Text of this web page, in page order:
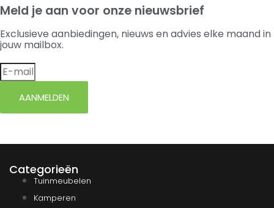
Meld je aan voor onze nieuwsbrief
Exclusieve aanbiedingen, nieuws en advies elke maand in
jouw mailbox.
AANMELDEN
Categorieën
Tuinmeubelen
Kamperen